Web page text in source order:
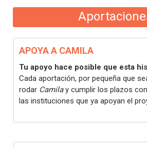
APOYA A CAMILA
Tu apoyo hace posible que esta
Cada aportación, por pequeña que
rodar Camilay cumplir los plazos
las instituciones que ya apoyan el